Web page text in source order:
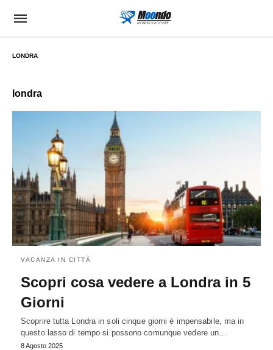
LONDRA
londra
VACANZA IN CITTÀ
Scopri cosa vedere a Londra in 5
Giorni
Scoprire tutta Londra in soli cinque giorni è impensabile, ma in
questo lasso di tempo si possono comunque vedere un…
8 Agosto 2025